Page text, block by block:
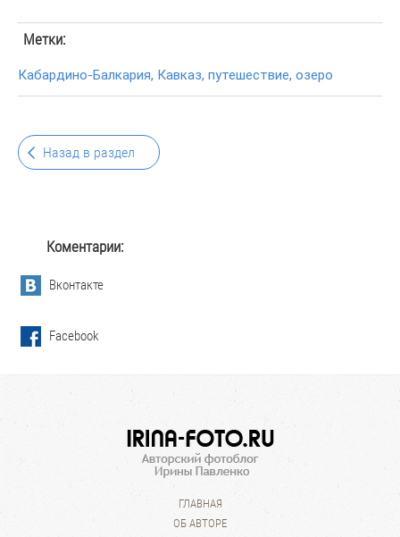
Метки:
Кабардино-Балкария, Кавказ, путешествие, озеро
Назад в раздел
Коментарии:
Вконтакте
Facebook
ГЛАВНАЯ
ОБ АВТОРЕ